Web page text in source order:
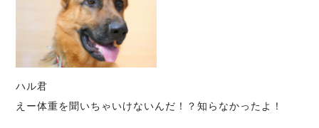
ハル君
えー体重を聞いちゃいけないんだ！？知らなかったよ！